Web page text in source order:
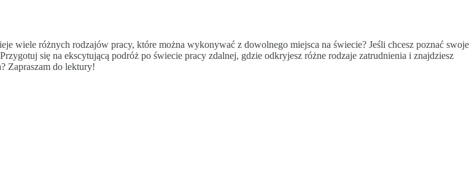
wiele różnych rodzajów pracy, które można wykonywać z dowolnego miejsca na świecie? Jeśli chcesz poznać swoje
się na ekscytującą podróż po świecie pracy zdalnej, gdzie odkryjesz różne rodzaje zatrudnienia i znajdziesz
Zapraszam do lektury!